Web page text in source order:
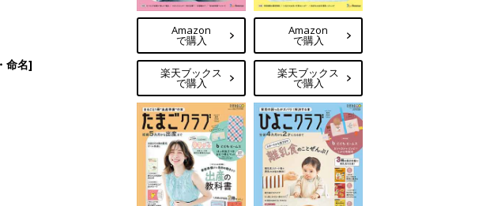
Amazon
で購入
楽天ブックス
で購入
Amazon
で購入
楽天ブックス
で購入